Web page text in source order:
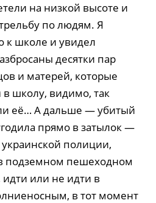
на низкой высоте и
по людям. Я
к школе и увидел
десятки пар
и матерей, которые
школу, видимо, так
её… А дальше — убитый
прямо в затылок —
полиции,
подземном пешеходном
или не идти в
в тот момент